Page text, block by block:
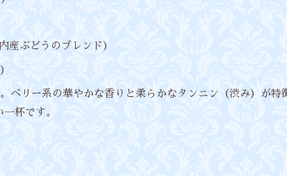
ぶどうのブレンド）
リー系の華やかな香りと柔らかなタンニン（渋み）が特
杯です。